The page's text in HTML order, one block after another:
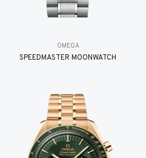
OMEGA
SPEEDMASTER MOONWATCH